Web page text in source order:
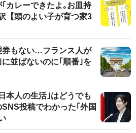
カレーできたよ｡お皿持
【頭のよい子が育つ家3
券もない…フランス人が
に並ばないのに｢順番｣を
本人の生活｣はどうでも
投稿でわかった｢外国